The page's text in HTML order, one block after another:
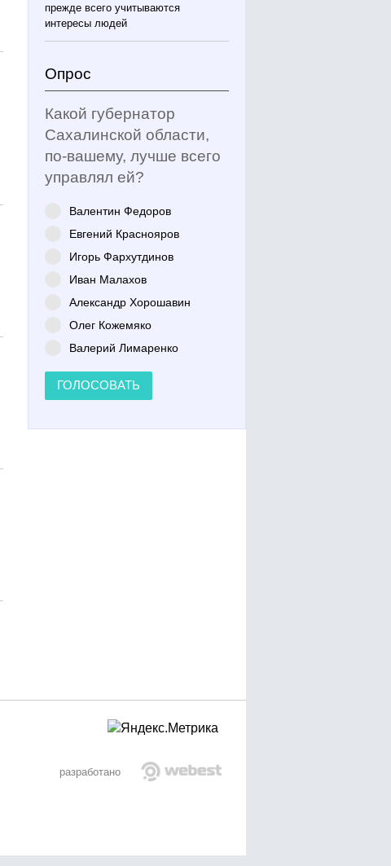
прежде всего учитываются
интересы людей
Опрос
Какой губернатор
Сахалинской области,
по-вашему, лучше всего
управлял ей?
Валентин Федоров
Евгений Краснояров
Игорь Фархутдинов
Иван Малахов
Александр Хорошавин
Олег Кожемяко
Валерий Лимаренко
ГОЛОСОВАТЬ
разработано